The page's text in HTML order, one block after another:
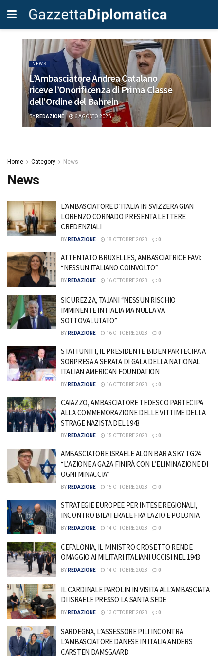
NEWS
L’Ambasciatore Andrea Catalano
riceve l’Onorificenza di Prima Classe
dell’Ordine del Bahrein
BY REDAZIONE 6 AGOSTO 2026
Home Category News
News
L’AMBASCIATORE D’ITALIA IN SVIZZERA GIAN
LORENZO CORNADO PRESENTA LETTERE
CREDENZIALI
BY REDAZIONE 18 OTTOBRE 2023 0
ATTENTATO BRUXELLES, AMBASCIATRICE FAVI:
“NESSUN ITALIANO COINVOLTO”
BY REDAZIONE 16 OTTOBRE 2023 0
SICUREZZA, TAJANI “NESSUN RISCHIO
IMMINENTE IN ITALIA MA NULLA VA
SOTTOVALUTATO”
BY REDAZIONE 16 OTTOBRE 2023 0
STATI UNITI, IL PRESIDENTE BIDEN PARTECIPA A
SORPRESA A SERATA DI GALA DELLA NATIONAL
ITALIAN AMERICAN FOUNDATION
BY REDAZIONE 16 OTTOBRE 2023 0
CAIAZZO, AMBASCIATORE TEDESCO PARTECIPA
ALLA COMMEMORAZIONE DELLE VITTIME DELLA
STRAGE NAZISTA DEL 1943
BY REDAZIONE 15 OTTOBRE 2023 0
AMBASCIATORE ISRAELE ALON BAR A SKY TG24:
“L’AZIONE A GAZA FINIRÀ CON L’ELIMINAZIONE DI
OGNI MINACCIA”
BY REDAZIONE 15 OTTOBRE 2023 0
STRATEGIE EUROPEE PER INTESE REGIONALI,
INCONTRO BILATERALE FRA LAZIO E POLONIA
BY REDAZIONE 14 OTTOBRE 2023 0
CEFALONIA, IL MINISTRO CROSETTO RENDE
OMAGGIO AI MILITARI ITALIANI UCCISI NEL 1943
BY REDAZIONE 14 OTTOBRE 2023 0
IL CARDINALE PAROLIN IN VISITA ALL’AMBASCIATA
DI ISRAELE PRESSO LA SANTA SEDE
BY REDAZIONE 13 OTTOBRE 2023 0
SARDEGNA, L’ASSESSORE PILI INCONTRA
L’AMBASCIATORE DANESE IN ITALIA ANDERS
CARSTEN DAMSGAARD